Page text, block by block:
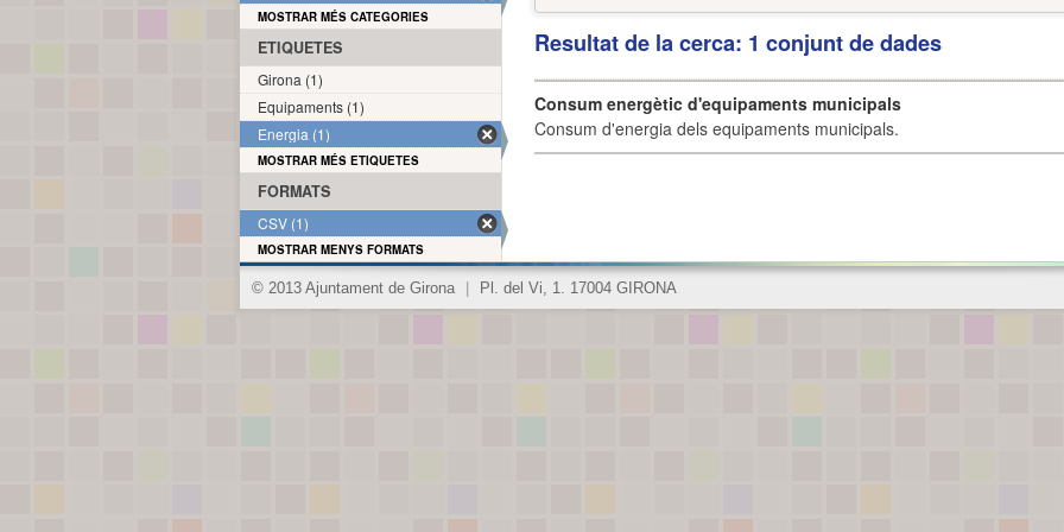
Resultat de la cerca: 1 conjunt de dades
Consum energètic d'equipaments municipals
Consum d'energia dels equipaments municipals.
MOSTRAR MÉS CATEGORIES
ETIQUETES
Girona (1)
Equipaments (1)
Energia (1)
MOSTRAR MÉS ETIQUETES
FORMATS
CSV (1)
MOSTRAR MENYS FORMATS
© 2013 Ajuntament de Girona Pl. del Vi, 1. 17004 GIRONA